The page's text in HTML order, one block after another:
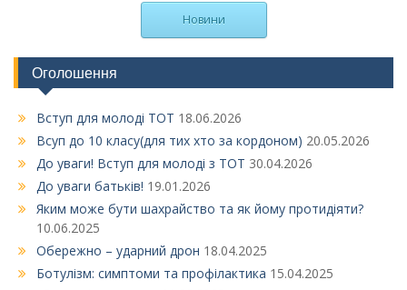
Новини
Оголошення
Вступ для молоді ТОТ 18.06.2026
Всуп до 10 класу(для тих хто за кордоном) 20.05.2026
До уваги! Вступ для молоді з ТОТ 30.04.2026
До уваги батьків! 19.01.2026
Яким може бути шахрайство та як йому протидіяти?
10.06.2025
Обережно – ударний дрон 18.04.2025
Ботулізм: симптоми та профілактика 15.04.2025